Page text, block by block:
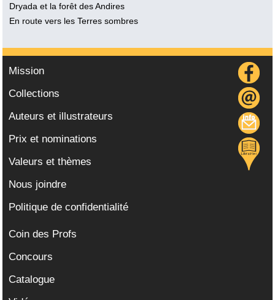
Dryada et la forêt des Andires
En route vers les Terres sombres
Mission
Collections
Auteurs et illustrateurs
Prix et nominations
Valeurs et thèmes
Nous joindre
Politique de confidentialité
Coin des Profs
Concours
Catalogue